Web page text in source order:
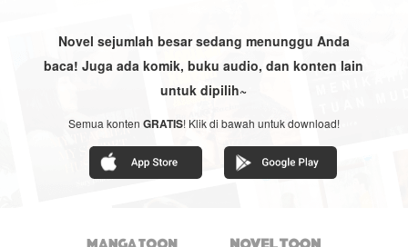
Novel sejumlah besar sedang menunggu Anda
baca! Juga ada komik, buku audio, dan konten lain
untuk dipilih~
Semua konten GRATIS! Klik di bawah untuk download!